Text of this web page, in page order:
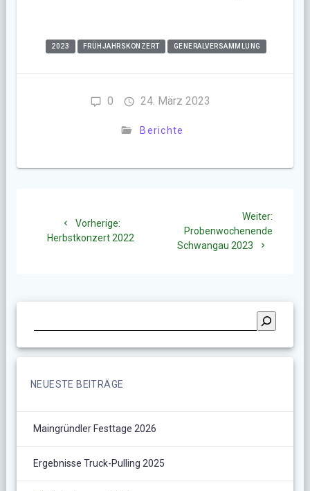
2023 FRÜHJAHRSKONZERT GENERALVERSAMMLUNG
0 24. März 2023
Berichte
Vorherige:
Beitrag:
Herbstkonzert 2022
Weiter:
Probenwochenende
Schwangau 2023
NEUESTE BEITRÄGE
Maingründler Festtage 2026
Ergebnisse Truck-Pulling 2025